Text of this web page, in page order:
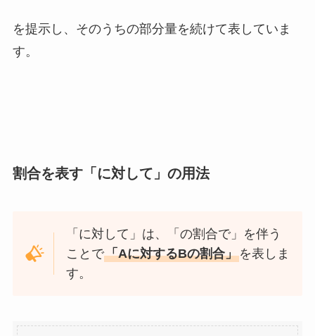
を提示し、そのうちの部分量を続けて表していま
す。
割合を表す「に対して」の用法
「に対して」は、「の割合で」を伴う
ことで「Aに対するBの割合」を表しま
す。